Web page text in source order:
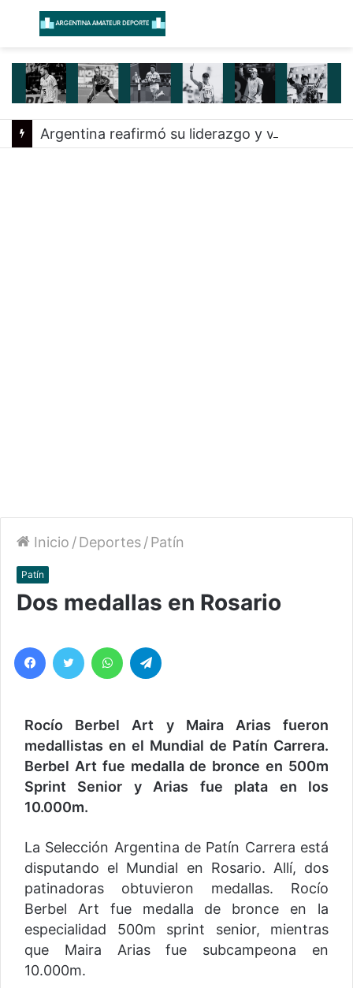
Menú
Inicio /Deportes/Patín
Patín
Dos medallas en Rosario
Rocío Berbel Art y Maira Arias fueron
medallistas en el Mundial de Patín Carrera.
Berbel Art fue medalla de bronce en 500m
Sprint Senior y Arias fue plata en los
10.000m.
La Selección Argentina de Patín Carrera está
disputando el Mundial en Rosario. Allí, dos
patinadoras obtuvieron medallas. Rocío
Berbel Art fue medalla de bronce en la
especialidad 500m sprint senior, mientras
que Maira Arias fue subcampeona en
10.000m.